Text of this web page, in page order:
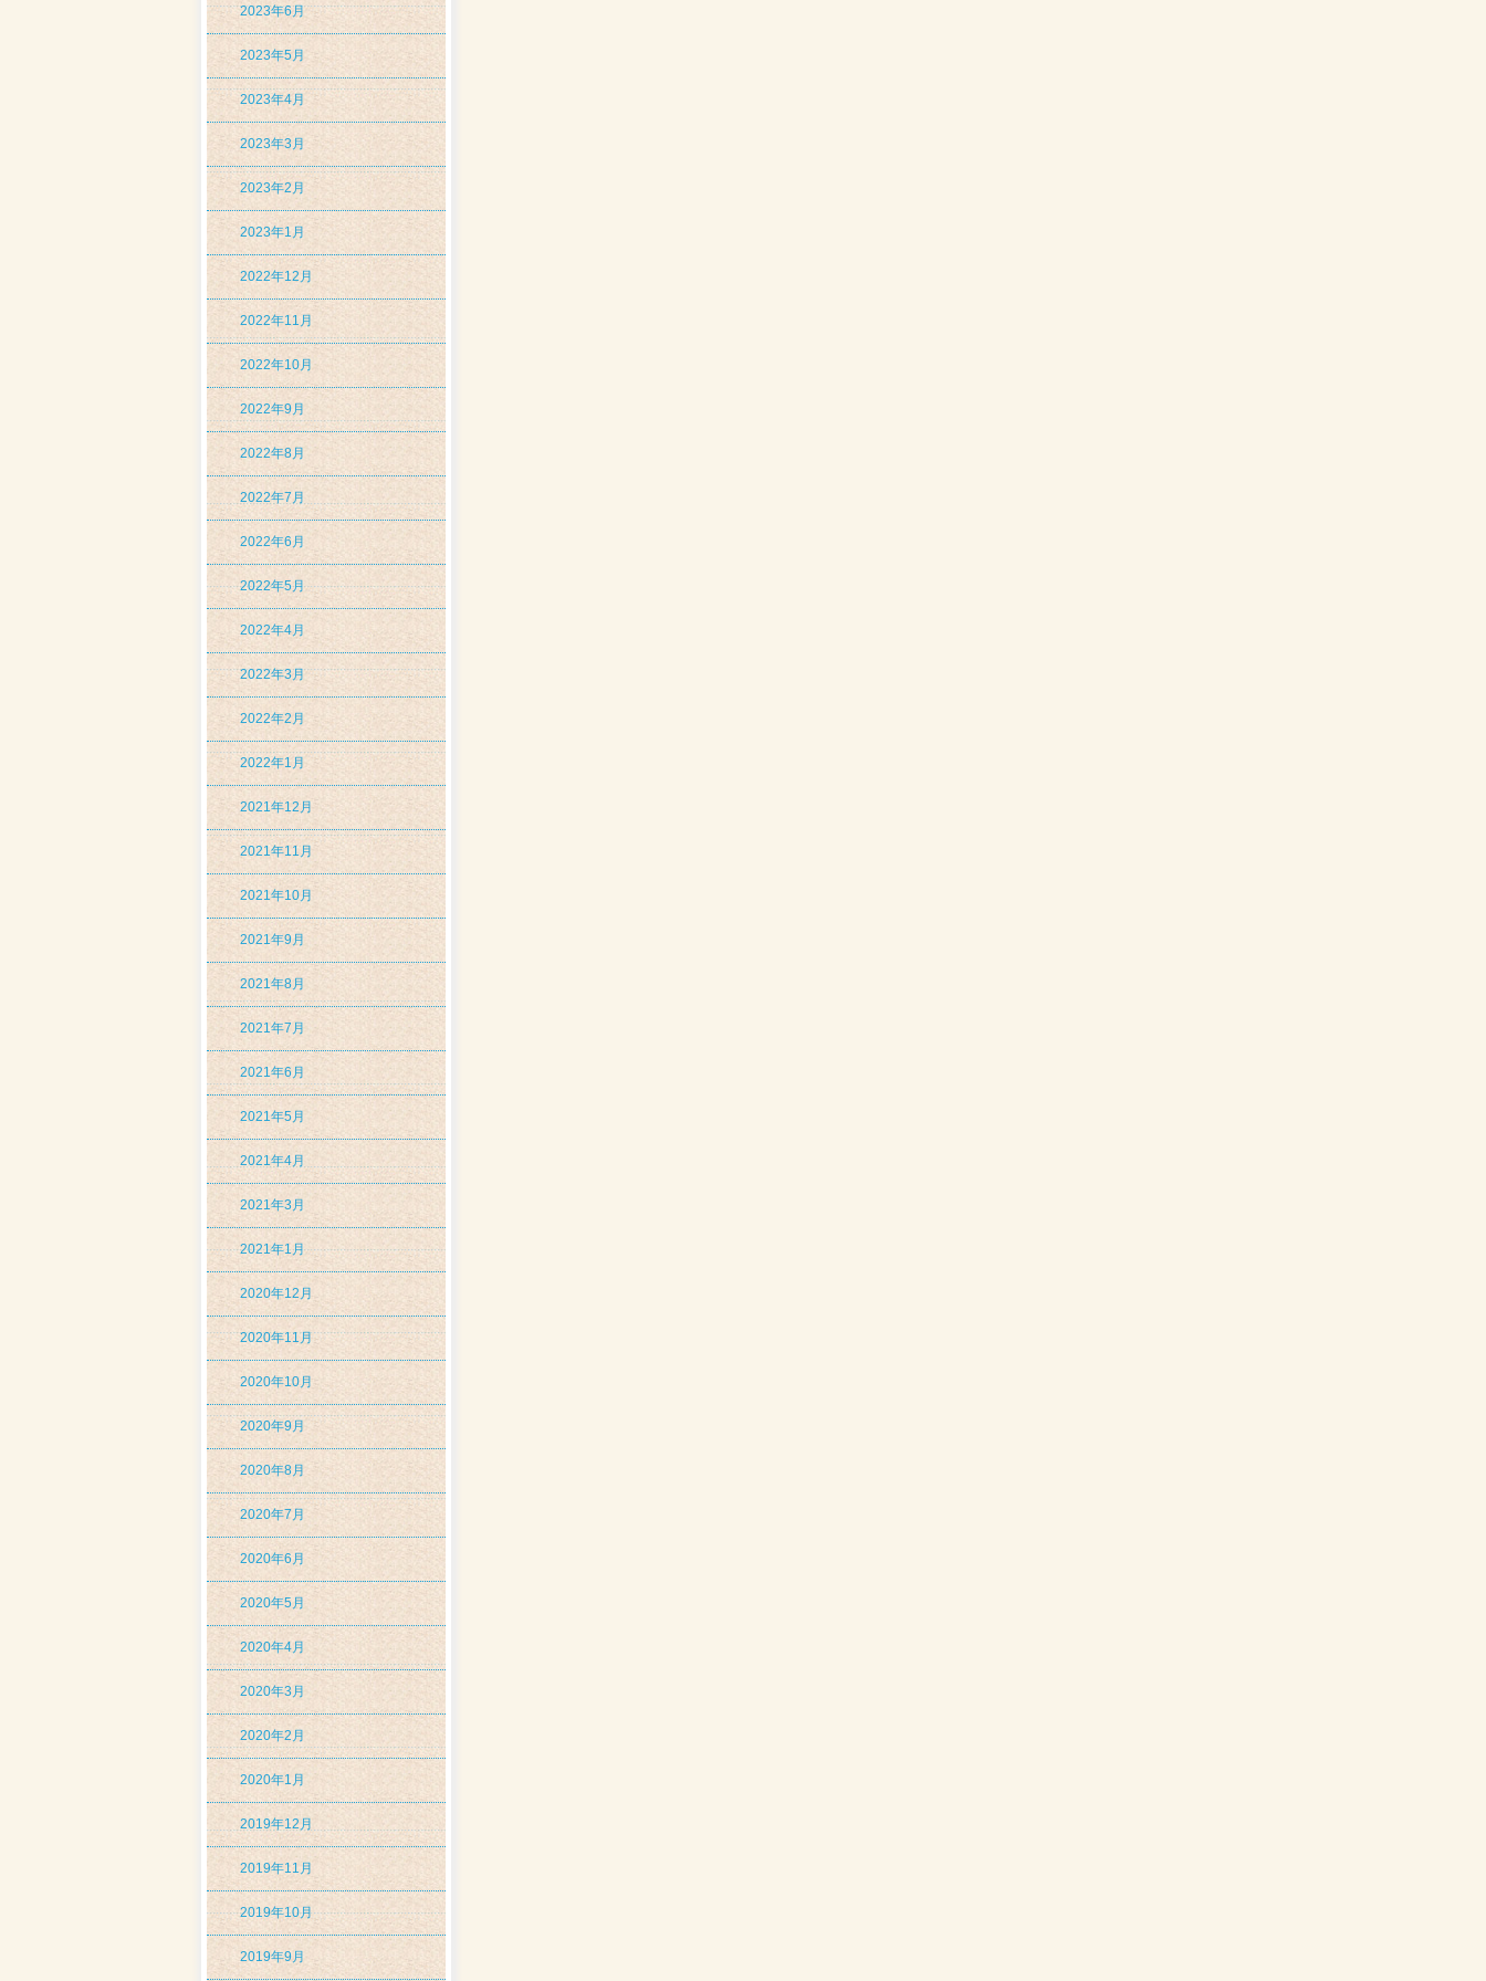
2023年6月
2023年5月
2023年4月
2023年3月
2023年2月
2023年1月
2022年12月
2022年11月
2022年10月
2022年9月
2022年8月
2022年7月
2022年6月
2022年5月
2022年4月
2022年3月
2022年2月
2022年1月
2021年12月
2021年11月
2021年10月
2021年9月
2021年8月
2021年7月
2021年6月
2021年5月
2021年4月
2021年3月
2021年1月
2020年12月
2020年11月
2020年10月
2020年9月
2020年8月
2020年7月
2020年6月
2020年5月
2020年4月
2020年3月
2020年2月
2020年1月
2019年12月
2019年11月
2019年10月
2019年9月